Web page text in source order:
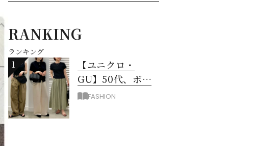
RANKING
ランキング
1
【ユニクロ・
GU】50代、ボト
ムスに迷ったら！
FASHION